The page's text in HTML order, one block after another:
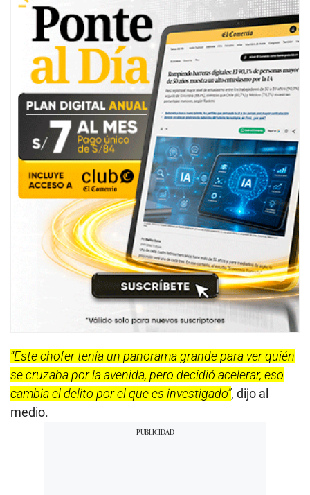
“Este chofer tenía un panorama grande para ver quién
se cruzaba por la avenida, pero decidió acelerar, eso
cambia el delito por el que es investigado”, dijo al
medio.